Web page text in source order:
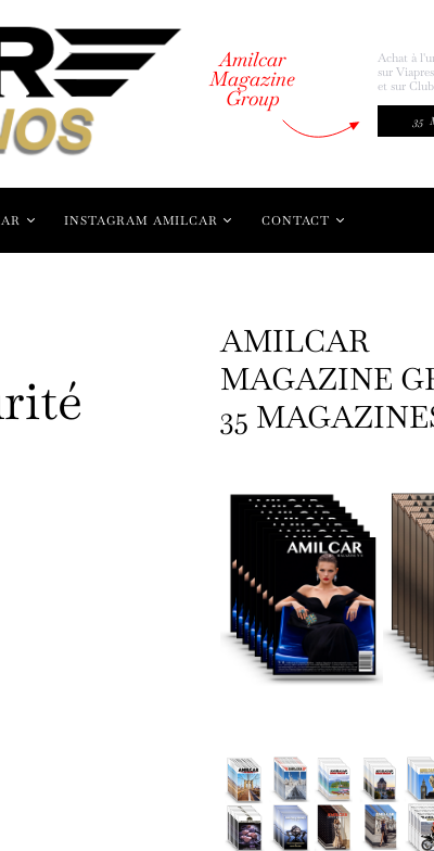
Amilcar
Magazine
Group
Achat à
sur
et sur
35
INSTAGRAM AMILCAR CONTACT
AMILCAR
MAGAZINE
35